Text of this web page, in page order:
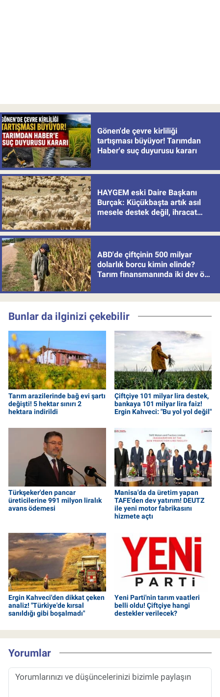
Gönen'de çevre kirliliği
tartışması büyüyor! Tarımdan
Haber'e suç duyurusu kararı
HAYGEM eski Daire Başkanı
Burçak: Küçükbaşta artık asıl
mesele destek değil, ihracat
ABD'de çiftçinin 500 milyar
dolarlık borcu kimin elinde?
Tarım finansmanında iki dev öne
Bunlar da ilginizi çekebilir
Tarım arazilerinde bağ evi şartı
değişti! 5 hektar sınırı 2
hektara indirildi
Çiftçiye 101 milyar lira destek,
bankaya 101 milyar lira faiz!
Ergin Kahveci: "Bu yol yol değil"
Türkşeker'den pancar
üreticilerine 991 milyon liralık
avans ödemesi
Manisa'da da üretim yapan
TAFE'den dev yatırım! DEUTZ
ile yeni motor fabrikasını
hizmete açtı
Ergin Kahveci'den dikkat çeken
analiz! "Türkiye'de kırsal
sanıldığı gibi boşalmadı"
Yeni Parti'nin tarım vaatleri
belli oldu! Çiftçiye hangi
destekler verilecek?
Yorumlar